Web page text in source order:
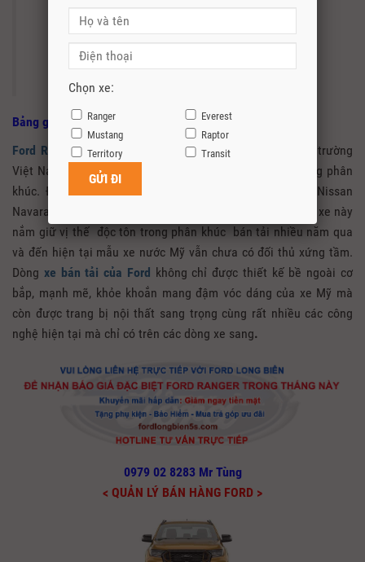
Bảng giá xe Ford Ranger tại Thái Bình
Ford Rangerđược mệnh danh ông “vua bán tải” tại thị trường
Việt Nam khi chiếc xe này chiếm gần 60% thị trường trong phân
khúc. Đối thủ của Ford Ranger là Chevrolet Colorado, Nissan
Navara, ISUZU D-max và Mitsubishi Triton. Tuy nhiên mẫu xe này
nắm giữ vị thế độc tôn trong phân khúc bán tải nhiều năm qua
và đến hiện tại mẫu xe nước Mỹ vẫn chưa có đối thủ xứng tầm.
Dòng xe bán tải của Ford không chỉ được thiết kế bề ngoài cơ
bắp, mạnh mẽ, khỏe khoắn mang đậm vóc dáng của xe Mỹ mà
còn được trang bị nội thất sang trọng cùng rất nhiều các công
nghệ hiện tại mà chỉ có trên các dòng xe sang.
0979 02 8283 Mr Tùng
< QUẢN LÝ BÁN HÀNG FORD >
Chọn xe:
Ranger
Everest
Mustang
Raptor
Territory
Transit